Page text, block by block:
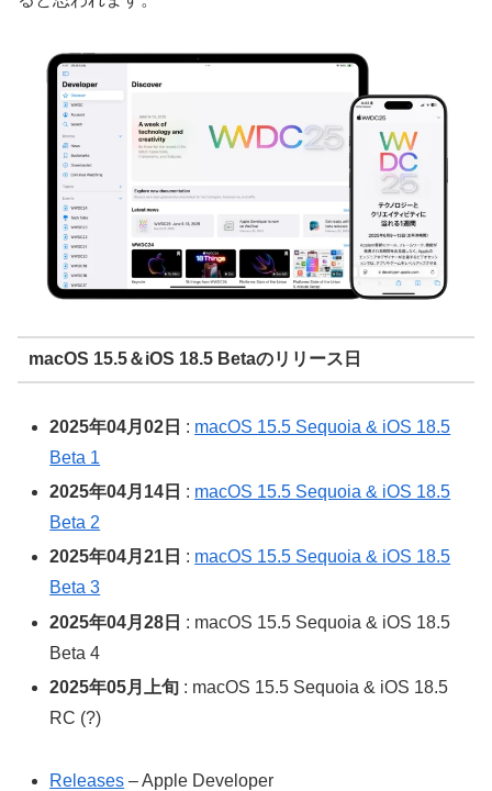
macOS 15.5＆iOS 18.5 Betaのリリース日
2025年04月02日 : macOS 15.5 Sequoia & iOS 18.5
Beta 1
2025年04月14日 : macOS 15.5 Sequoia & iOS 18.5
Beta 2
2025年04月21日 : macOS 15.5 Sequoia & iOS 18.5
Beta 3
2025年04月28日 : macOS 15.5 Sequoia & iOS 18.5
Beta 4
2025年05月上旬 : macOS 15.5 Sequoia & iOS 18.5
RC (?)
Releases – Apple Developer